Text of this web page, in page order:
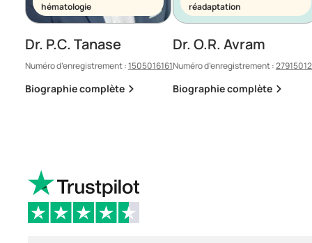
hématologie
Dr. P.C. Tanase
Numéro d’enregistrement :1505016161
Biographie complète
réadaptation
Dr. O.R. Avram
Numéro d’enregistrement :
Biographie complète